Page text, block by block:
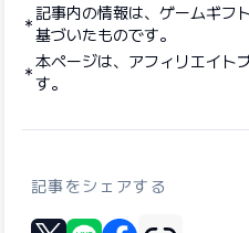
記事内の情報は、ゲームギ
基づいたものです。
本ページは、アフィリエイト
す。
記事をシェアする